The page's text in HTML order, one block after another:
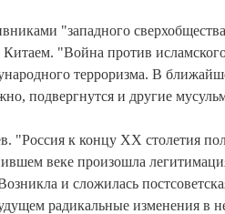
"западного
"Война против
терроризма. В
подвергнутся и другие
"Россия к концу XX столетия
веке произошла
и сложилась
радикальные изменения в